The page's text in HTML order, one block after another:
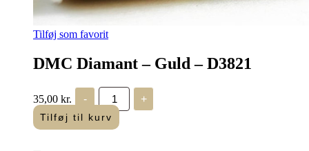
Tilføj som favorit
DMC Diamant – Guld – D3821
35,00 kr. -
DMC
Diamant
-
Guld
+
Tilføj til kurv